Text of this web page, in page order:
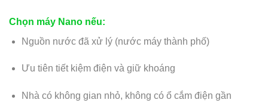
Chọn máy Nano nếu:
Nguồn nước đã xử lý (nước máy thành phố)
Ưu tiên tiết kiệm điện và giữ khoáng
Nhà có không gian nhỏ, không có ổ cắm điện gần